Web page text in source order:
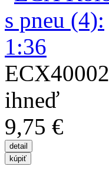
ECX40002
ihneď
9,75 €